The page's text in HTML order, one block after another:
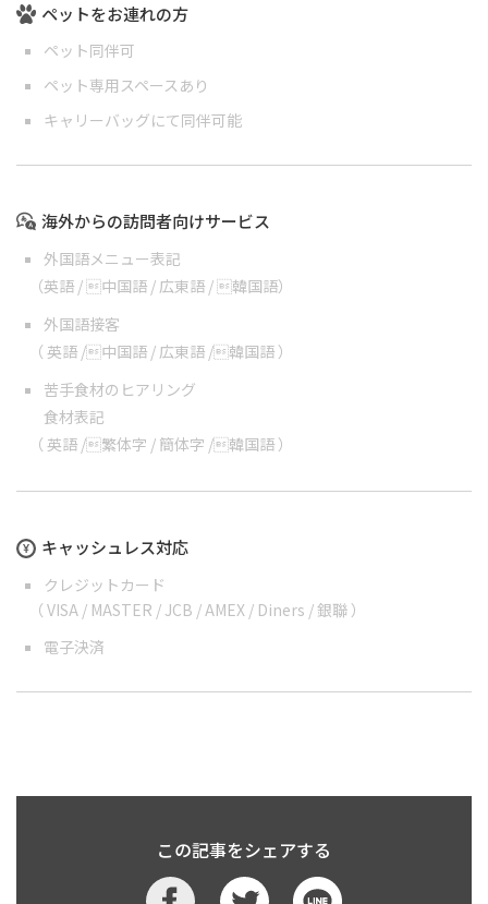
ペットをお連れの方
ペット同伴可
ペット専用スペースあり
キャリーバッグにて同伴可能
海外からの訪問者向けサービス
外国語メニュー表記
（英語 /中国語 / 広東語 /韓国語）
外国語接客
（ 英語 /中国語 / 広東語 /韓国語 ）
苦手食材のヒアリング
食材表記
（ 英語 /繁体字 / 簡体字 /韓国語 ）
キャッシュレス対応
クレジットカード
（ VISA / MASTER / JCB / AMEX / Diners / 銀聯 ）
電子決済
この記事をシェアする